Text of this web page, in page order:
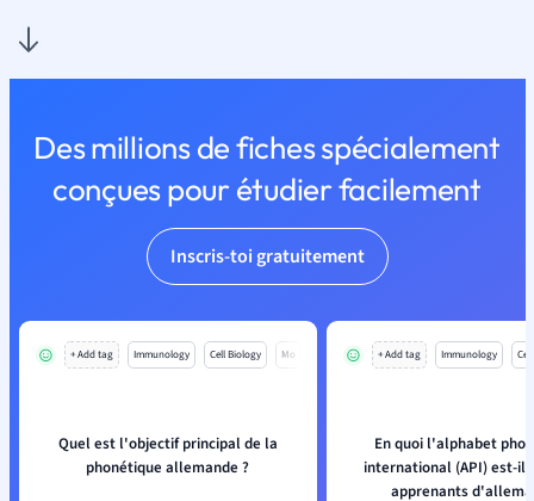
Des millions de fiches spécialement
conçues pour étudier facilement
Inscris-toi gratuitement
+ Add tag Immunology Cell Biology Mo
Quel est l'objectif principal de la
phonétique allemande ?
+ Add tag Immunology
En quoi l'alphabet
international (API) est-il
apprenants